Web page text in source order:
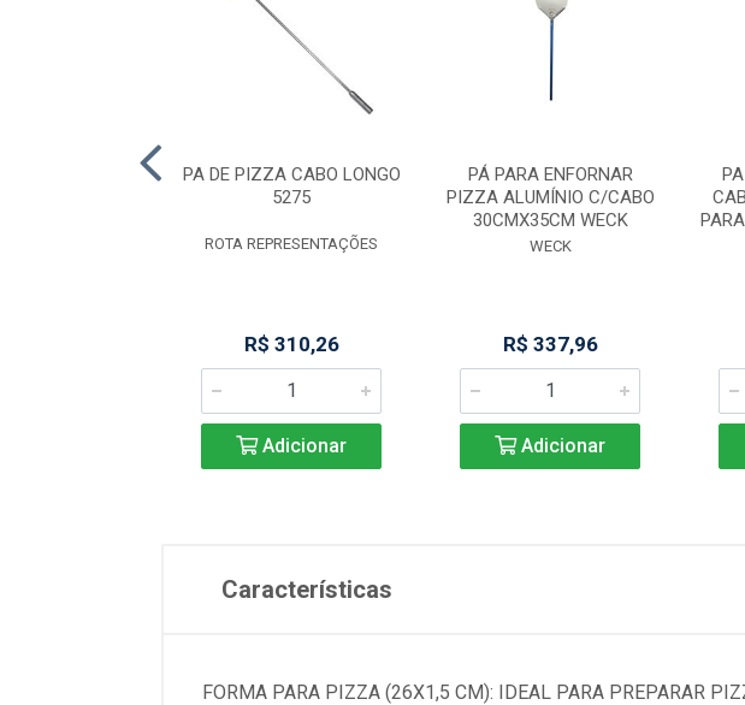
PA DE PIZZA CABO LONGO
5275
ROTA REPRESENTAÇÕES
R$ 310,26
Adicionar
PÁ PARA ENFORNAR
PIZZA ALUMÍNIO C/CABO
30CMX35CM WECK
WECK
R$ 337,96
Adicionar
Características
FORMA PARA PIZZA (26X1,5 CM): IDEAL PARA PREPARAR